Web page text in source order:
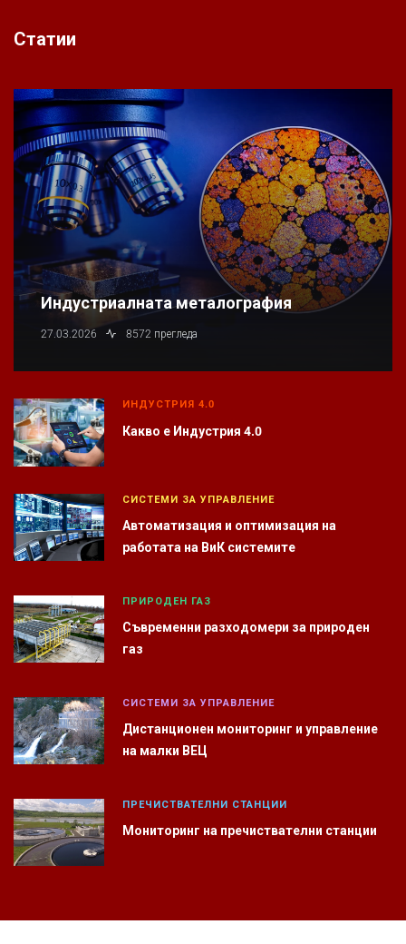
Статии
Индустриалната металография
27.03.2026 8572 прегледа
ИНДУСТРИЯ 4.0
Какво е Индустрия 4.0
СИСТЕМИ ЗА УПРАВЛЕНИЕ
Автоматизация и оптимизация на
работата на ВиК системите
ПРИРОДЕН ГАЗ
Съвременни разходомери за природен
газ
СИСТЕМИ ЗА УПРАВЛЕНИЕ
Дистанционен мониторинг и управление
на малки ВЕЦ
ПРЕЧИСТВАТЕЛНИ СТАНЦИИ
Мониторинг на пречиствателни станции